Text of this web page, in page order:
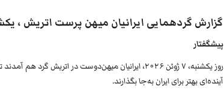
گزارش گردهمایی ایرانیان میهن پرست اتریش ، یکشنبه ۷
پیشگفتار
روز یکشنبه، ۷ ژوئن ۲۰۲۶، ایرانیان میهن‌دوست در
آینده‌ای بهتر برای ایران به‌جا بگذارند.